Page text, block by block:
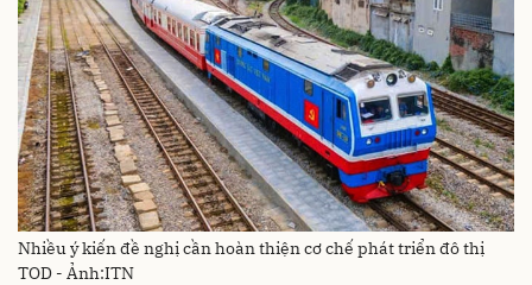
Nhiều ý kiến đề nghị cần hoàn thiện cơ chế phát triển đô thị
TOD - Ảnh:ITN